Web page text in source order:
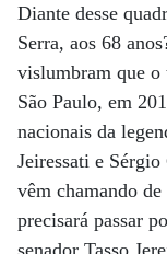
Diante desse
Serra, aos 68
vislumbram que o
São Paulo, em
nacionais da
Jeiressati e
vêm chamando
precisará passar
senador Tasso